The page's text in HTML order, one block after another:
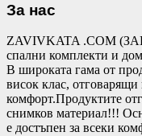
За нас
ZAVIVKATA .COM
спални комплекти и
В широката гама от
висок клас, отговарящи
комфорт.Продуктите
снимков материал!!!
е достъпен за всеки